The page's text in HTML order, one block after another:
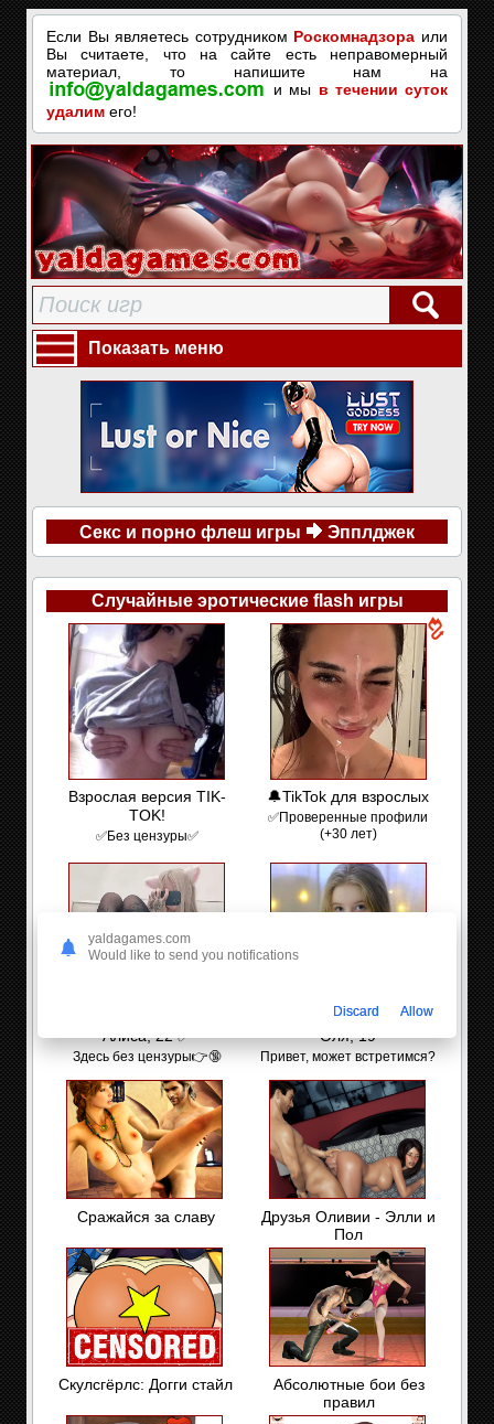
Если Вы являетесь сотрудником Роскомнадзора или
Вы считаете, что на сайте есть неправомерный
материал, то напишите нам на
и мы в течении суток
удалим его!
Показать меню
Секс и порно флеш игры Эпплджек
Случайные эротические flash игры
Взрослая версия TIK-
TOK!
✅Без цензуры✅
🔔TikTok для взрослых
✅Проверенные профили
(+30 лет)
Алиса, 22 ✅
Здесь без цензуры👉🔞
Оля, 19
Привет, может встретимся?
Сражайся за славу
Друзья Оливии - Элли и
Пол
Скулсгёрлс: Догги стайл
Абсолютные бои без
правил
yaldagames.com
Would like to send you notifications
Discard Allow